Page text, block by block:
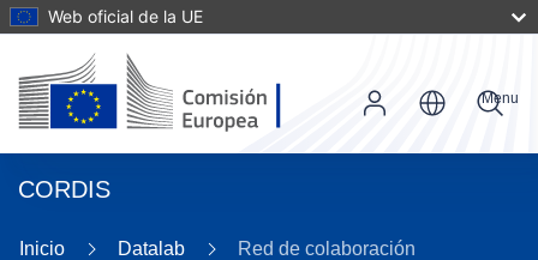
Web oficial de la UE
CORDIS
Menu
Inicio Datalab Red de colaboración